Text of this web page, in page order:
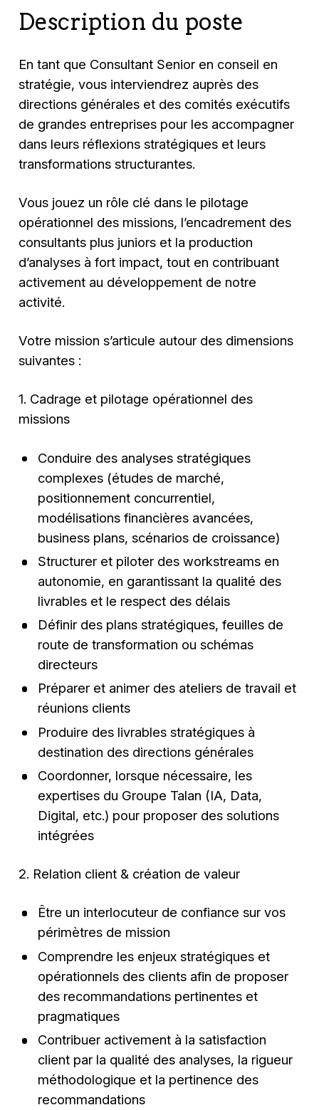
Description du poste
En tant que Consultant Senior en conseil en
stratégie, vous interviendrez auprès des
directions générales et des comités exécutifs
de grandes entreprises pour les accompagner
dans leurs réflexions stratégiques et leurs
transformations structurantes.
Vous jouez un rôle clé dans le pilotage
opérationnel des missions, l’encadrement des
consultants plus juniors et la production
d’analyses à fort impact, tout en contribuant
activement au développement de notre
activité.
Votre mission s’articule autour des dimensions
suivantes :
1. Cadrage et pilotage opérationnel des
missions
Conduire des analyses stratégiques
complexes (études de marché,
positionnement concurrentiel,
modélisations financières avancées,
business plans, scénarios de croissance)
Structurer et piloter des workstreams en
autonomie, en garantissant la qualité des
livrables et le respect des délais
Définir des plans stratégiques, feuilles de
route de transformation ou schémas
directeurs
Préparer et animer des ateliers de travail et
réunions clients
Produire des livrables stratégiques à
destination des directions générales
Coordonner, lorsque nécessaire, les
expertises du Groupe Talan (IA, Data,
Digital, etc.) pour proposer des solutions
intégrées
2. Relation client & création de valeur
Être un interlocuteur de confiance sur vos
périmètres de mission
Comprendre les enjeux stratégiques et
opérationnels des clients afin de proposer
des recommandations pertinentes et
pragmatiques
Contribuer activement à la satisfaction
client par la qualité des analyses, la rigueur
méthodologique et la pertinence des
recommandations